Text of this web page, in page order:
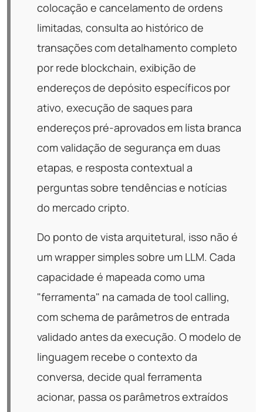
colocação e cancelamento de ordens
limitadas, consulta ao histórico de
transações com detalhamento completo
por rede blockchain, exibição de
endereços de depósito específicos por
ativo, execução de saques para
endereços pré-aprovados em lista branca
com validação de segurança em duas
etapas, e resposta contextual a
perguntas sobre tendências e notícias
do mercado cripto.
Do ponto de vista arquitetural, isso não é
um wrapper simples sobre um LLM. Cada
capacidade é mapeada como uma
"ferramenta" na camada de tool calling,
com schema de parâmetros de entrada
validado antes da execução. O modelo de
linguagem recebe o contexto da
conversa, decide qual ferramenta
acionar, passa os parâmetros extraídos